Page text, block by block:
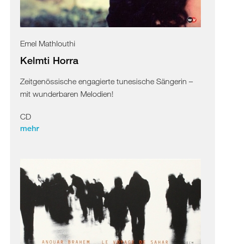
Emel Mathlouthi
Kelmti Horra
Zeitgenössische engagierte tunesische Sängerin –
mit wunderbaren Melodien!
CD
mehr